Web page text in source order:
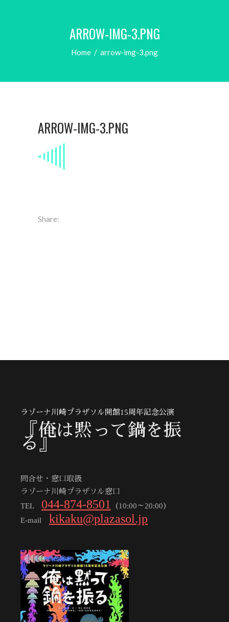
ARROW-IMG-3.PNG
Home / arrow-img-3.png
ARROW-IMG-3.PNG
Share:
ラゾーナ川崎プラザソル開館15周年記念公演
『俺は黙って鍋を振
る』
問合せ・窓口取扱
ラゾーナ川崎プラザソル窓口
TEL 044-874-8501
（10:00～20:00）
E-mail kikaku@plazasol.jp